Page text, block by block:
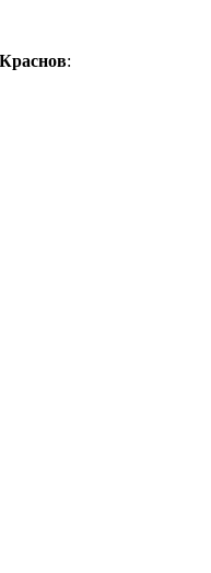
: